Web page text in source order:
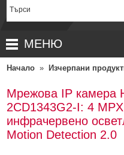
МЕНЮ
НАЧАЛО
ПРОДУКТИ
ПРОМОЦИИ
НОВИ ПРОДУКТИ
ЗА ДИСТРИБУТОРИ
ГАРАНЦИОННИ УСЛОВИЯ
Начало » Изчерпани
Мрежова IP камера
2CD1343G2-I: 4
инфрачервено
Motion Detection 2.0